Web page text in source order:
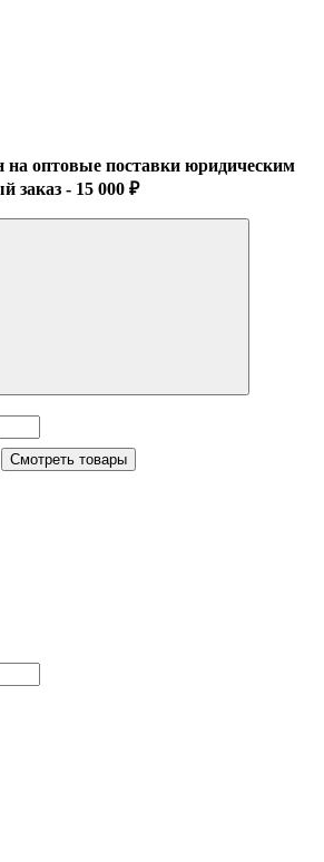
на оптовые поставки юридическим
- 15 000 ₽
Смотреть товары